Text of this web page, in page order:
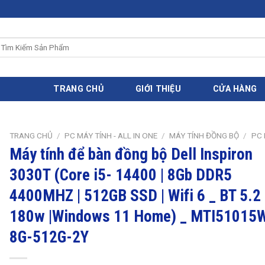
TRANG CHỦ GIỚI THIỆU CỬA HÀNG
TRANG CHỦ / PC MÁY TÍNH - ALL IN ONE / MÁY TÍNH ĐỒNG BỘ / PC
Máy tính để bàn đồng bộ Dell Inspiron
3030T (Core i5- 14400 | 8Gb DDR5
4400MHZ | 512GB SSD | Wifi 6 _ BT 5.2
180w |Windows 11 Home) _
8G-512G-2Y